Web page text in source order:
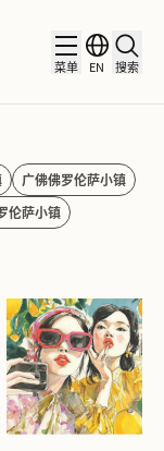
菜单 EN 搜索
广佛佛罗伦萨小镇
伦萨小镇